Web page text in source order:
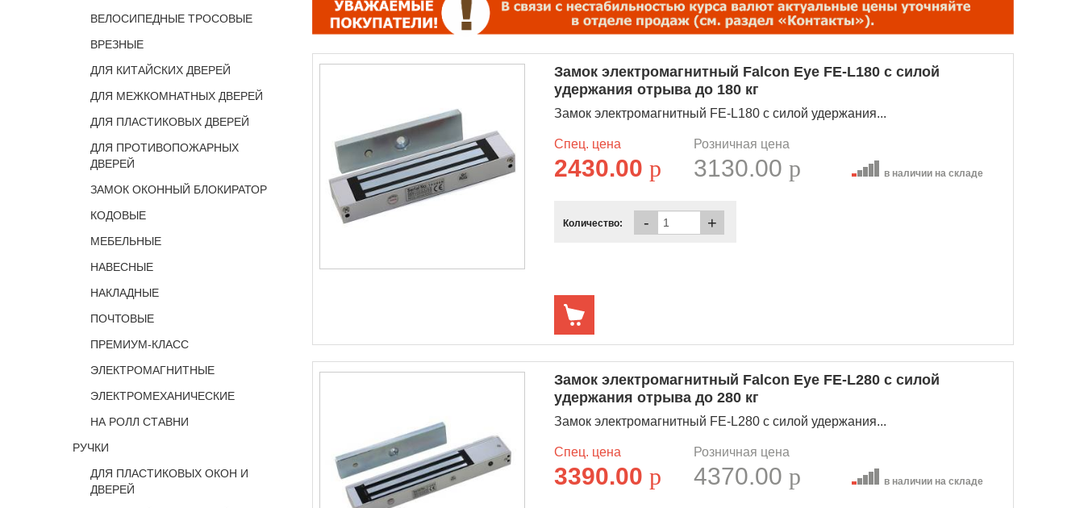
ВЕЛОСИПЕДНЫЕ ТРОСОВЫЕ
ВРЕЗНЫЕ
ДЛЯ КИТАЙСКИХ ДВЕРЕЙ
ДЛЯ МЕЖКОМНАТНЫХ ДВЕРЕЙ
ДЛЯ ПЛАСТИКОВЫХ ДВЕРЕЙ
ДЛЯ ПРОТИВОПОЖАРНЫХ
ДВЕРЕЙ
ЗАМОК ОКОННЫЙ БЛОКИРАТОР
КОДОВЫЕ
МЕБЕЛЬНЫЕ
НАВЕСНЫЕ
НАКЛАДНЫЕ
ПОЧТОВЫЕ
ПРЕМИУМ-КЛАСС
ЭЛЕКТРОМАГНИТНЫЕ
ЭЛЕКТРОМЕХАНИЧЕСКИЕ
НА РОЛЛ СТАВНИ
РУЧКИ
ДЛЯ ПЛАСТИКОВЫХ ОКОН И
ДВЕРЕЙ
Замок электромагнитный Falcon Eye FE-L180 с силой
удержания отрыва до 180 кг
Замок электромагнитный FE-L180 с силой удержания...
Спец. цена
2430.00p
Розничная цена
3130.00p в наличии на складе
Количество: - +
Замок электромагнитный Falcon Eye FE-L280 с силой
удержания отрыва до 280 кг
Замок электромагнитный FE-L280 с силой удержания...
Спец. цена
3390.00p
Розничная цена
4370.00p в наличии на складе